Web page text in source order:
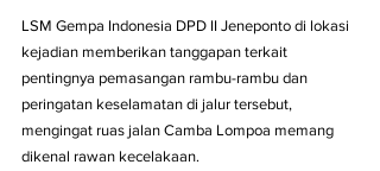
LSM Gempa Indonesia DPD II Jeneponto di lokasi
kejadian memberikan tanggapan terkait
pentingnya pemasangan rambu-rambu dan
peringatan keselamatan di jalur tersebut,
mengingat ruas jalan Camba Lompoa memang
dikenal rawan kecelakaan.